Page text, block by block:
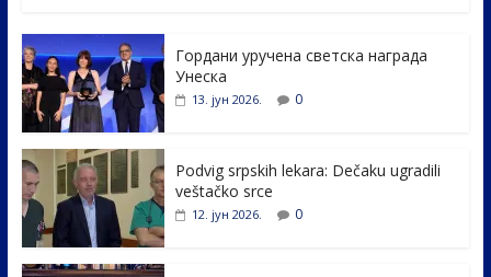
e
b
o
o
k
itt
er e
dI
e
Гордани уручена светска награда
Унеска
13. јун 2026. 0
Podvig srpskih lekara: Dečaku ugradili
veštačko srce
12. јун 2026. 0